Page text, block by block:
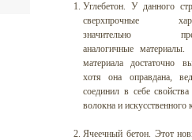
Углебетон. У данного
сверхпрочные
значительно
аналогичные
материала достаточно
хотя она оправдана,
соединил в себе свойства
волокна и искусственного
Ячеечный бетон. Этот